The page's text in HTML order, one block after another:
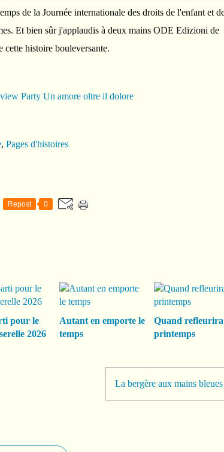
de la Journée internationale des droits de l'enfant et
Et bien sûr j'applaudis à deux mains ODE Edizioni de
histoire bouleversante.
, Pages d'histoires
Repost 0
pour le
2026
Autant en emporte le
temps
Quand refleurira
printemps
La bergère aux mains bleues